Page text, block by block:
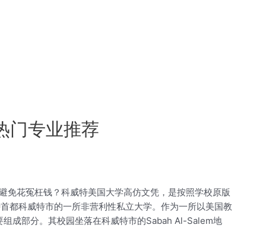
门专业推荐
免花冤枉钱？科威特美国大学高仿文凭，是按照学校原版
科威特市的一所非营利性私立大学。作为一所以美国教
成部分。其校园坐落在科威特市的Sabah Al-Salem地